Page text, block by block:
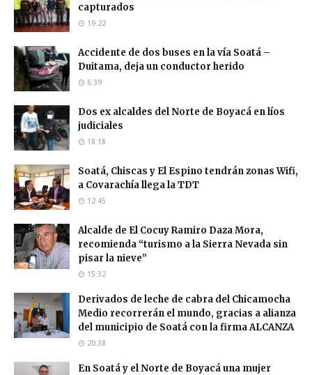
capturados
19:22
Accidente de dos buses en la vía Soatá –
Duitama, deja un conductor herido
6:39
Dos ex alcaldes del Norte de Boyacá en líos
judiciales
18:18
Soatá, Chiscas y El Espino tendrán zonas Wifi,
a Covarachía llega la TDT
12:45
Alcalde de El Cocuy Ramiro Daza Mora,
recomienda “turismo a la Sierra Nevada sin
pisar la nieve”
15:32
Derivados de leche de cabra del Chicamocha
Medio recorrerán el mundo, gracias a alianza
del municipio de Soatá con la firma ALCANZA
20:38
En Soatá y el Norte de Boyacá una mujer